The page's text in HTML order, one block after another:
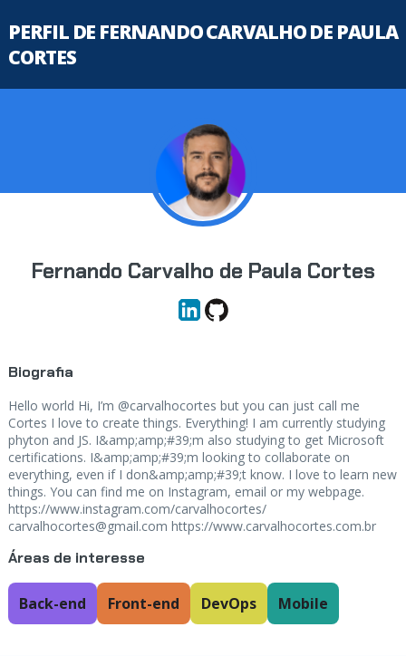
PERFIL DE FERNANDO CARVALHO DE PAULA
CORTES
Fernando Carvalho de Paula Cortes
Biografia
Hello world Hi, I’m @carvalhocortes but you can just call me
Cortes I love to create things. Everything! I am currently studying
phyton and JS. I&amp;amp;#39;m also studying to get Microsoft
certifications. I&amp;amp;#39;m looking to collaborate on
everything, even if I don&amp;amp;#39;t know. I love to learn new
things. You can find me on Instagram, email or my webpage.
https://www.instagram.com/carvalhocortes/
carvalhocortes@gmail.com https://www.carvalhocortes.com.br
Áreas de interesse
Back-end Front-end DevOps Mobile